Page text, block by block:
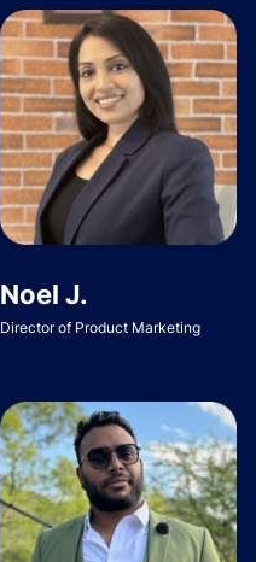
Noel J.
Director of Product Marketing